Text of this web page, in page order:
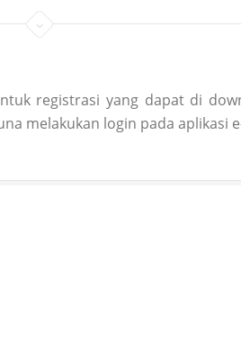
registrasi yang dapat di
melakukan login pada aplikasi